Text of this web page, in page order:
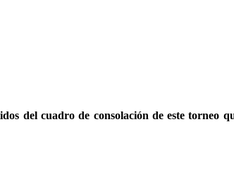
del cuadro de consolación de este torneo